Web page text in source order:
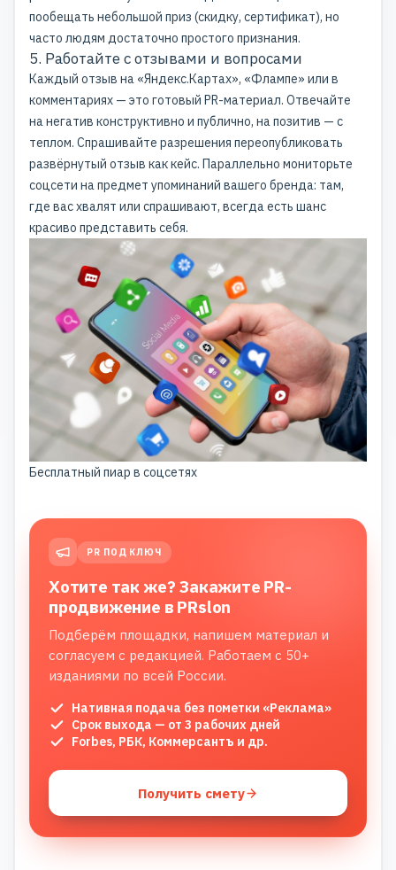
пообещать небольшой приз (скидку, сертификат), но
часто людям достаточно простого признания.
5. Работайте с отзывами и вопросами
Каждый отзыв на «Яндекс.Картах», «Флампе» или в
комментариях — это готовый PR-материал. Отвечайте
на негатив конструктивно и публично, на позитив — с
теплом. Спрашивайте разрешения переопубликовать
развёрнутый отзыв как кейс. Параллельно мониторьте
соцсети на предмет упоминаний вашего бренда: там,
где вас хвалят или спрашивают, всегда есть шанс
красиво представить себя.
Бесплатный пиар в соцсетях
PR ПОД КЛЮЧ
Хотите так же? Закажите PR-
продвижение в PRslon
Подберём площадки, напишем материал и
согласуем с редакцией. Работаем с 50+
изданиями по всей России.
Нативная подача без пометки «Реклама»
Срок выхода — от 3 рабочих дней
Forbes, РБК, Коммерсантъ и др.
Получить смету